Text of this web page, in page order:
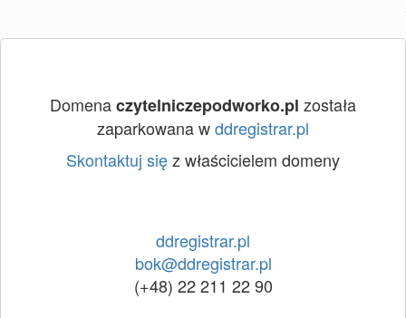
Domenaczytelniczepodworko.pl została
zaparkowana wddregistrar.pl
Skontaktuj sięz właścicielem domeny
ddregistrar.pl
bok@ddregistrar.pl
(+48) 22 211 22 90